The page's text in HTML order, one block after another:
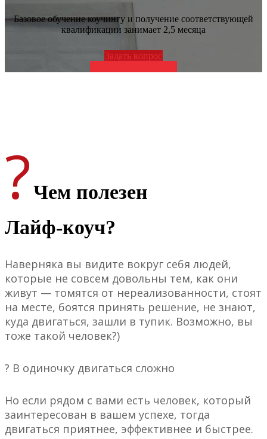
Базовое обучение коучингу и получение соответствующей
квалификации занимает 2,5 месяца
Задать вопрос
?Чем полезен
Лайф-коуч?
Наверняка вы видите вокруг себя людей,
которые не совсем довольны тем, как они
живут — томятся от нереализованности, стоят
на месте, боятся принять решение, не знают,
куда двигаться, зашли в тупик. Возможно, вы
тоже такой человек?)
? В одиночку двигаться сложно
Но если рядом с вами есть человек, который
заинтересован в вашем успехе, тогда
двигаться приятнее, эффективнее и быстрее.